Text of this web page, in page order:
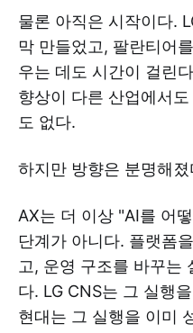
물론 아직은 시작이다.
막 만들었고, 팔란티어
우는 데도 시간이 걸린
향상이 다른 산업에서
도 없다.
하지만 방향은 분명해졌
AX는 더 이상 "AI를 어
단계가 아니다. 플랫폼
고, 운영 구조를 바꾸는
다. LG CNS는 그 실행
현대는 그 실행을 이미